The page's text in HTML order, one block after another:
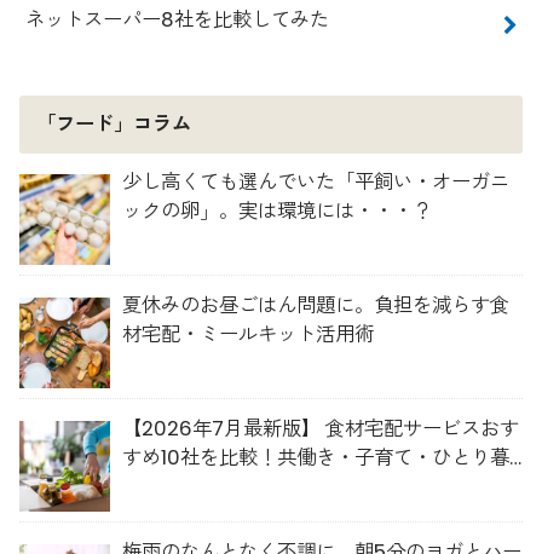
ネットスーパー8社を比較してみた
「フード」コラム
少し高くても選んでいた「平飼い・オーガニ
ックの卵」。実は環境には・・・？
夏休みのお昼ごはん問題に。負担を減らす食
材宅配・ミールキット活用術
【2026年7月最新版】 食材宅配サービスおす
すめ10社を比較！共働き・子育て・ひとり暮